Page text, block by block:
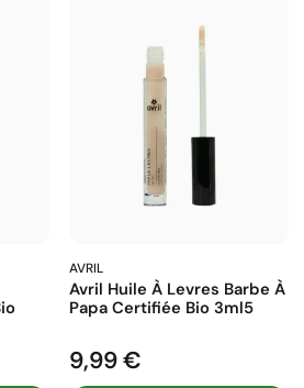
AVRIL
Avril Huile À Levres Barbe À
Papa Certifiée Bio 3ml5
Prix
9,99 €